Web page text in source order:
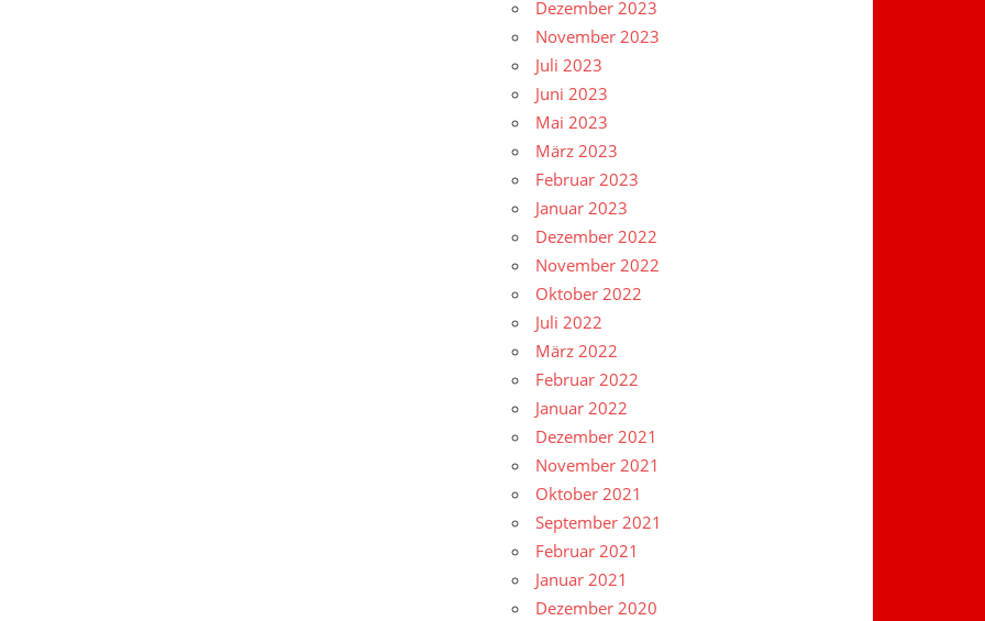
Dezember 2023
November 2023
Juli 2023
Juni 2023
Mai 2023
März 2023
Februar 2023
Januar 2023
Dezember 2022
November 2022
Oktober 2022
Juli 2022
März 2022
Februar 2022
Januar 2022
Dezember 2021
November 2021
Oktober 2021
September 2021
Februar 2021
Januar 2021
Dezember 2020